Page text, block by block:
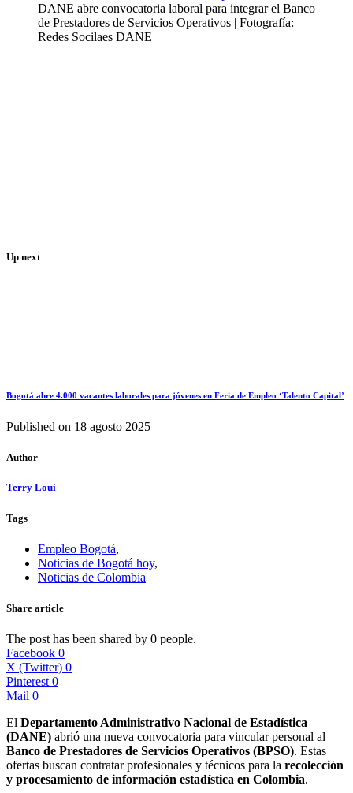
DANE abre convocatoria laboral para integrar el Banco
de Prestadores de Servicios Operativos | Fotografía:
Redes Socilaes DANE
Up next
Bogotá abre 4.000 vacantes laborales para jóvenes en Feria de Empleo ‘Talento Capital’
Published on 18 agosto 2025
Author
Terry Loui
Tags
Empleo Bogotá,
Noticias de Bogotá hoy,
Noticias de Colombia
Share article
The post has been shared by 0 people.
Facebook 0
X (Twitter) 0
Pinterest 0
Mail 0
El Departamento Administrativo Nacional de Estadística
(DANE) abrió una nueva convocatoria para vincular personal al
Banco de Prestadores de Servicios Operativos (BPSO). Estas
ofertas buscan contratar profesionales y técnicos para la recolección
y procesamiento de información estadística en Colombia.